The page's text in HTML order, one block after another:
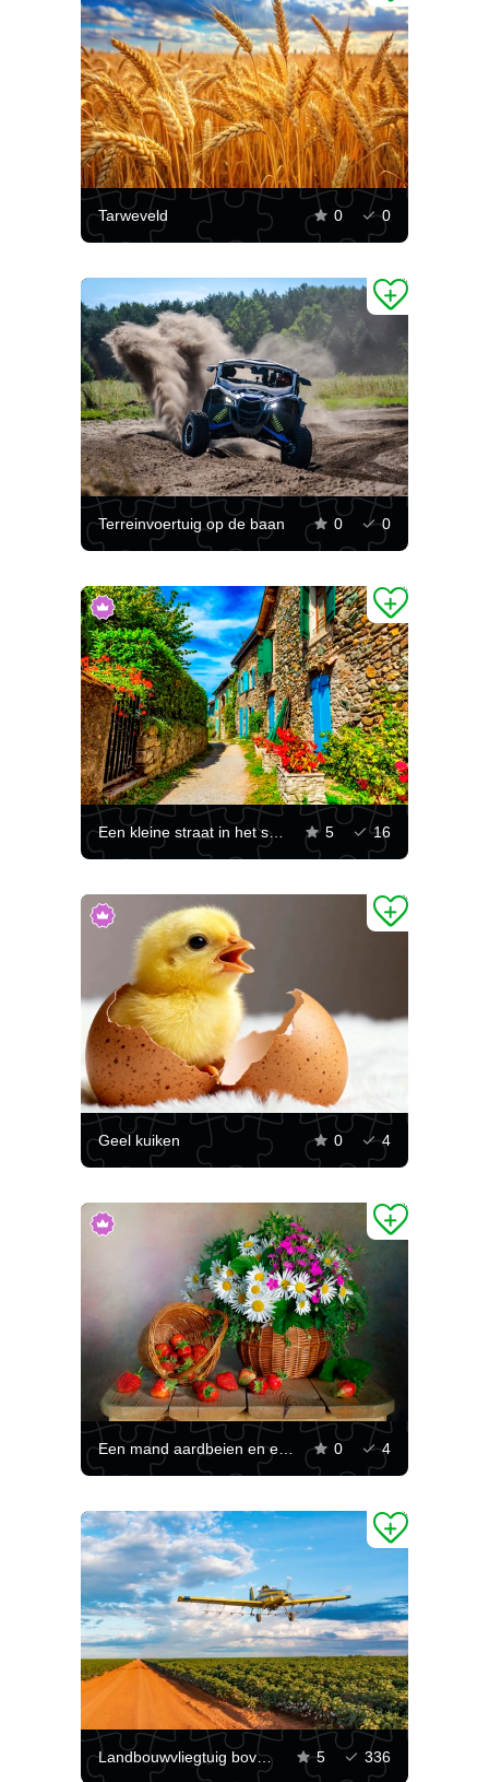
Tarweveld 0 0
Terreinvoertuig op de baan 0 0
Een kleine straat in het stadje Yvoire 5 16
Geel kuiken 0 4
Een mand aardbeien en een boeket madeliefjes 0 4
Landbouwvliegtuig boven een veld 5 336